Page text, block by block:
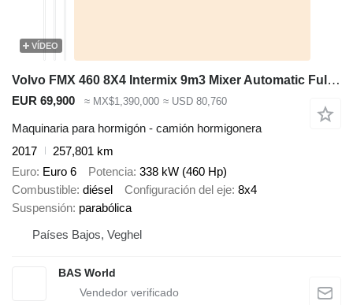
VÍDEO
Volvo FMX 460 8X4 Intermix 9m3 Mixer Automatic Full Steel Euro 6
EUR 69,900 ≈ MX$1,390,000 ≈ USD 80,760
Maquinaria para hormigón - camión hormigonera
2017
257,801 km
Euro Euro 6 Potencia 338 kW (460 Hp)
Combustible diésel Configuración del eje 8x4
Suspensión parabólica
Países Bajos, Veghel
BAS World